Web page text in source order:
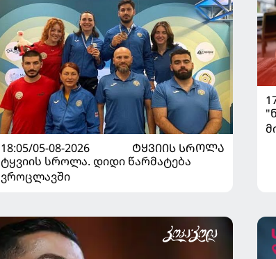
18:05/05-08-2026
ᲢᲧᲕᲘᲘᲡ ᲡᲠᲝᲚᲐ
ტყვიის სროლა. დიდი წარმატება
ვროცლავში